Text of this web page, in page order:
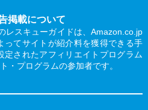
掲載について
レスキューガイドは、Amazon.co.jp
ってサイトが紹介料を獲得できる手
定されたアフィリエイトプログラム
・プログラムの参加者です。